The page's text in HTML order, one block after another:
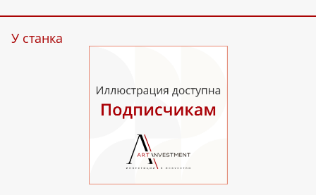
У станка